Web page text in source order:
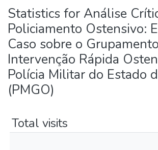
All of DSpace
Statistics for Análise
Policiamento Ostensivo:
Caso sobre o
Intervenção Rápida
Polícia Militar do Estado
(PMGO)
Total visits